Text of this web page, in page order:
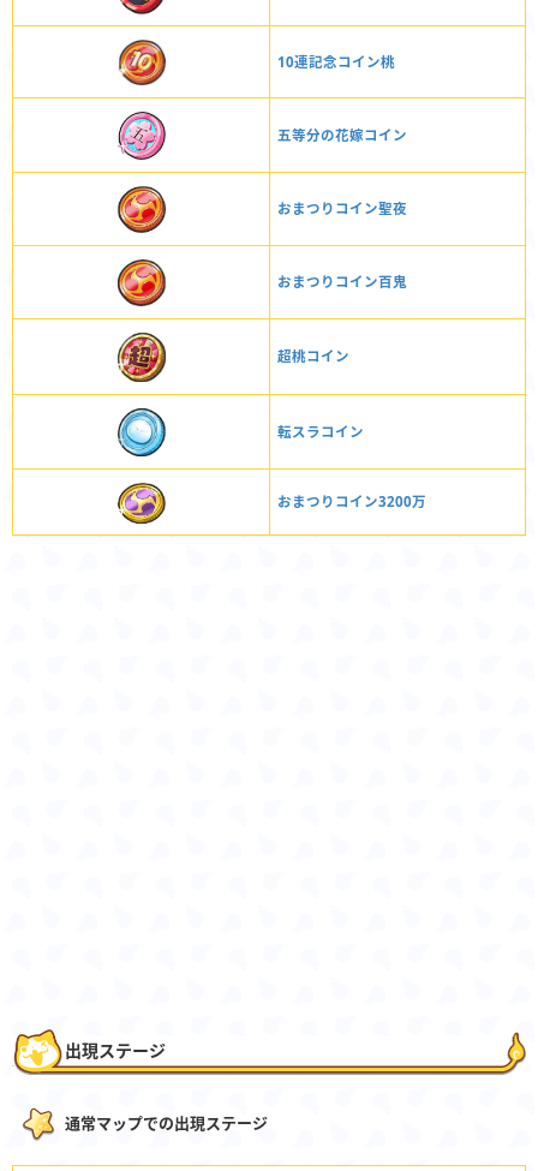
10連記念コイン桃
五等分の花嫁コイン
おまつりコイン聖夜
おまつりコイン百鬼
超桃コイン
転スラコイン
おまつりコイン3200万
出現ステージ
通常マップでの出現ステージ